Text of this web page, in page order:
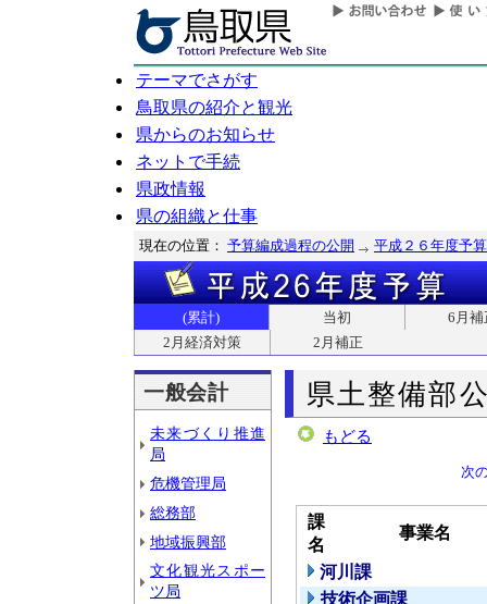
テーマでさがす
鳥取県の紹介と観光
県からのお知らせ
ネットで手続
県政情報
県の組織と仕事
現在の位置： 予算編成過程の公開 平成２６年度予算
(累計) 当初
6月補
2月経済対策
2月補正
一般会計
未来づくり推進
局
危機管理局
総務部
地域振興部
文化観光スポー
ツ局
県土整備部
もどる
次
課
名
事業名
河川課
技術企画課